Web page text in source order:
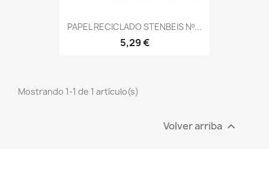
PAPEL RECICLADO STENBEIS Nº...
5,29 €
Mostrando 1-1 de 1 artículo(s)
Volver arriba 